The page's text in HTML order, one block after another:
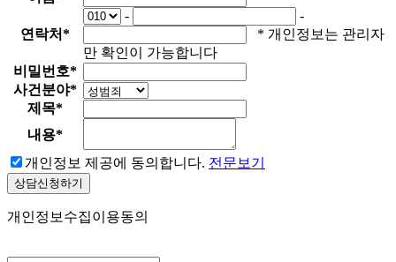
연락처*
-
-
* 개인정보는 관리자
만 확인이 가능합니다
비밀번호*
사건분야*
제목*
내용*
개인정보 제공에 동의합니다. 전문보기
상담신청하기
개인정보수집이용동의